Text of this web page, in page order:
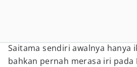
Saitama sendiri awalnya hanya
bahkan pernah merasa iri pada